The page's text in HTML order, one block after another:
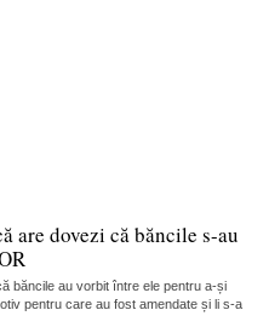
are dovezi că băncile s-au
băncile au vorbit între ele pentru a-și
pentru care au fost amendate și li s-a